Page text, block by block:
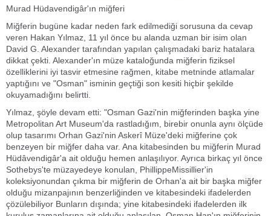
Murad Hüdavendigâr'ın miğferi
Miğferin bugüne kadar neden fark edilmediği sorusuna da cevap
veren Hakan Yılmaz, 11 yıl önce bu alanda uzman bir isim olan
David G. Alexander tarafından yapılan çalışmadaki bariz hatalara
dikkat çekti. Alexander'ın müze kataloğunda miğferin fiziksel
özelliklerini iyi tasvir etmesine rağmen, kitabe metninde atlamalar
yaptığını ve "Osman" isminin geçtiği son kesiti hiçbir şekilde
okuyamadığını belirtti.
Yılmaz, şöyle devam etti: "Osman Gazi'nin miğferinden başka yine
Metropolitan Art Museum'da rastladığım, birebir onunla aynı ölçüde
olup tasarımı Orhan Gazi'nin Askerî Müze'deki miğferine çok
benzeyen bir miğfer daha var. Ana kitabesinden bu miğferin Murad
Hüdâvendigâr'a ait olduğu hemen anlaşılıyor. Ayrıca birkaç yıl önce
Sothebys'te müzayedeye konulan, PhillippeMissillier'in
koleksiyonundan çıkma bir miğferin de Orhan'a ait bir başka miğfer
olduğu mizanpajının benzerliğinden ve kitabesindeki ifadelerden
çözülebiliyor Bunların dışında; yine kitabesindeki ifadelerden ilk